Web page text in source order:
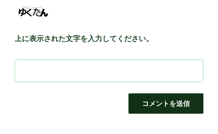
上に表示された文字を入力してください。